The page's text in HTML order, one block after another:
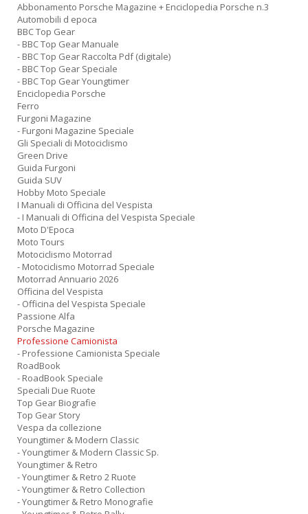
Abbonamento Porsche Magazine + Enciclopedia Porsche n.3
Automobili d epoca
BBC Top Gear
- BBC Top Gear Manuale
- BBC Top Gear Raccolta Pdf (digitale)
- BBC Top Gear Speciale
- BBC Top Gear Youngtimer
Enciclopedia Porsche
Ferro
Furgoni Magazine
- Furgoni Magazine Speciale
Gli Speciali di Motociclismo
Green Drive
Guida Furgoni
Guida SUV
Hobby Moto Speciale
I Manuali di Officina del Vespista
- I Manuali di Officina del Vespista Speciale
Moto D'Epoca
Moto Tours
Motociclismo Motorrad
- Motociclismo Motorrad Speciale
Motorrad Annuario 2026
Officina del Vespista
- Officina del Vespista Speciale
Passione Alfa
Porsche Magazine
Professione Camionista
- Professione Camionista Speciale
RoadBook
- RoadBook Speciale
Speciali Due Ruote
Top Gear Biografie
Top Gear Story
Vespa da collezione
Youngtimer & Modern Classic
- Youngtimer & Modern Classic Sp.
Youngtimer & Retro
- Youngtimer & Retro 2 Ruote
- Youngtimer & Retro Collection
- Youngtimer & Retro Monografie